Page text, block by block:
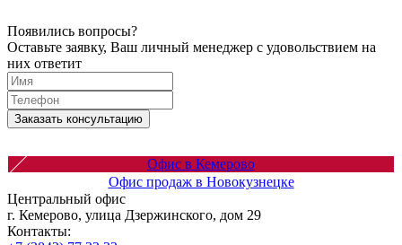
Появились вопросы?
Оставьте заявку, Ваш личный менеджер с удовольствием на
них ответит
Заказать консультацию
Офис в Кемерово
Офис продаж в Новокузнецке
Центральный офис
г. Кемерово, улица Дзержинского, дом 29
Контакты: